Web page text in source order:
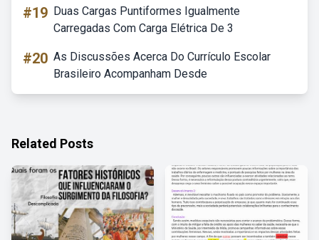
#19 Duas Cargas Puntiformes Igualmente
Carregadas Com Carga Elétrica De 3
#20 As Discussões Acerca Do Currículo Escolar
Brasileiro Acompanham Desde
Related Posts